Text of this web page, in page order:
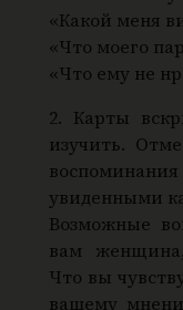
«Какой меня
«Что моего
«Что ему не
2. Карты
изучить.
увиденными
Возможные
вам
Что вы
вашему